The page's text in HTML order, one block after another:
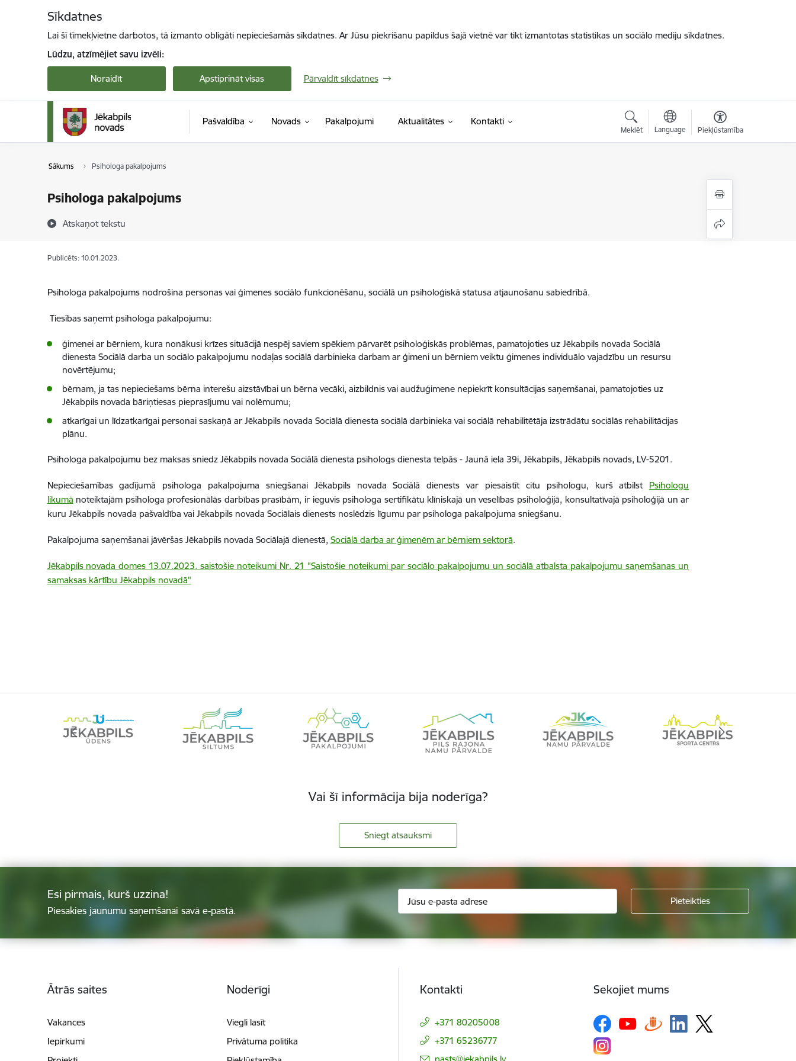
Sīkdatnes
Lai šī tīmekļvietne darbotos, tā izmanto obligāti nepieciešamās sīkdatnes. Ar Jūsu piekrišanu papildus šajā vietnē var tikt izmantotas statistikas un sociālo mediju sīkdatnes.
Lūdzu, atzīmējiet savu izvēli:
Noraidīt Apstiprināt visas Pārvaldīt sīkdatnes
Pašvaldība Novads Pakalpojumi Aktualitātes Kontakti
Meklēt Language Piekļūstamība
Sākums Psihologa pakalpojums
Psihologa pakalpojums
Atskaņot tekstu
Publicēts: 10.01.2023.
Psihologa pakalpojums nodrošina personas vai ģimenes sociālo funkcionēšanu, sociālā un psiholoģiskā statusa atjaunošanu sabiedrībā.
Tiesības saņemt psihologa pakalpojumu:
ģimenei ar bērniem, kura nonākusi krīzes situācijā nespēj saviem spēkiem pārvarēt psiholoģiskās problēmas, pamatojoties uz Jēkabpils novada Sociālā
dienesta Sociālā darba un sociālo pakalpojumu nodaļas sociālā darbinieka darbam ar ģimeni un bērniem veiktu ģimenes individuālo vajadzību un resursu
novērtējumu;
bērnam, ja tas nepieciešams bērna interešu aizstāvībai un bērna vecāki, aizbildnis vai audžuģimene nepiekrīt konsultācijas saņemšanai, pamatojoties uz
Jēkabpils novada bāriņtiesas pieprasījumu vai nolēmumu;
atkarīgai un līdzatkarīgai personai saskaņā ar Jēkabpils novada Sociālā dienesta sociālā darbinieka vai sociālā rehabilitētāja izstrādātu sociālās rehabilitācijas
plānu.
Psihologa pakalpojumu bez maksas sniedz Jēkabpils novada Sociālā dienesta psihologs dienesta telpās - Jaunā iela 39i, Jēkabpils, Jēkabpils novads, LV-5201.
Nepieciešamības gadījumā psihologa pakalpojuma sniegšanai Jēkabpils novada Sociālā dienests var piesaistīt citu psihologu, kurš atbilst Psihologu
likumā noteiktajām psihologa profesionālās darbības prasībām, ir ieguvis psihologa sertifikātu klīniskajā un veselības psiholoģijā, konsultatīvajā psiholoģijā un ar
kuru Jēkabpils novada pašvaldība vai Jēkabpils novada Sociālais dienests noslēdzis līgumu par psihologa pakalpojuma sniegšanu.
Pakalpojuma saņemšanai jāvēršas Jēkabpils novada Sociālajā dienestā, Sociālā darba ar ģimenēm ar bērniem sektorā.
Jēkabpils novada domes 13.07.2023. saistošie noteikumi Nr. 21 "Saistošie noteikumi par sociālo pakalpojumu un sociālā atbalsta pakalpojumu saņemšanas un
samaksas kārtību Jēkabpils novadā"
Vai šī informācija bija noderīga?
Sniegt atsauksmi
Esi pirmais, kurš uzzina!
Piesakies jaunumu saņemšanai savā e-pastā.
Ātrās saites
Vakances
Iepirkumi
Noderīgi
Viegli lasīt
Privātuma politika
Kontakti
+371 80205008
+371 65236777
E-pasts:
Sekojiet mums